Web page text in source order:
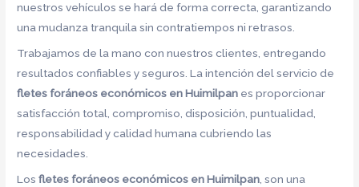
nuestros vehículos se hará de forma correcta, garantizando
una mudanza tranquila sin contratiempos ni retrasos.
Trabajamos de la mano con nuestros clientes, entregando
resultados confiables y seguros. La intención del servicio de
fletes foráneos económicos en Huimilpan es proporcionar
satisfacción total, compromiso, disposición, puntualidad,
responsabilidad y calidad humana cubriendo las
necesidades.
Losfletes foráneos económicos en Huimilpan , son una